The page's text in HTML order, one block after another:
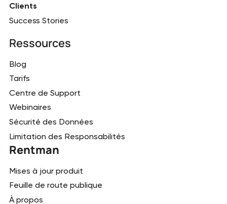
Clients
Success Stories
Ressources
Blog
Tarifs
Centre de Support
Webinaires
Sécurité des Données
Limitation des Responsabilités
Rentman
Mises à jour produit
Feuille de route publique
À propos